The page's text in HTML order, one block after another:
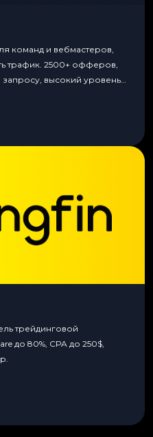
команд и вебмастеров,
трафик. 2500+ офферов,
высокий уровень
трейдинговой
до 80%, CPA до 250$,